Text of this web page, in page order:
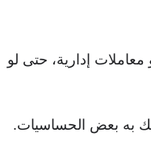
إدارية، حتى لو
به بعض الحساسيات.